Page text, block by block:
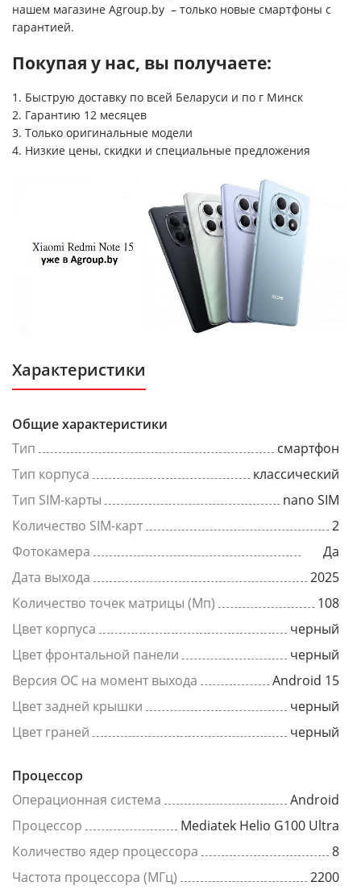
нашем магазине Agroup.by – только новые смартфоны с
гарантией.
Покупая у нас, вы получаете:
1. Быструю доставку по всей Беларуси и по г Минск
2. Гарантию 12 месяцев
3. Только оригинальные модели
4. Низкие цены, скидки и специальные предложения
Характеристики
Общие характеристики
Тип
смартфон
Тип корпуса
классический
Тип SIM-карты
nano SIM
Количество SIM-карт
2
Фотокамера
Да
Дата выхода
2025
Количество точек матрицы (Мп)
108
Цвет корпуса
черный
Цвет фронтальной панели
черный
Версия ОС на момент выхода
Android 15
Цвет задней крышки
черный
Цвет граней
черный
Процессор
Операционная система
Android
Процессор
Mediatek Helio G100 Ultra
Количество ядер процессора
8
Частота процессора (МГц)
2200